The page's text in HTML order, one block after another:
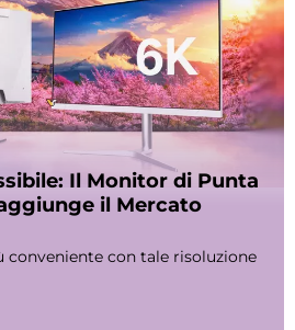
Il Monitor di Punta
il Mercato
conveniente con tale risoluzione